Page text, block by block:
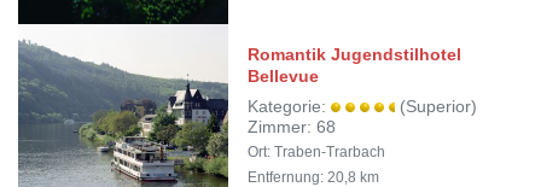
Romantik Jugendstilhotel
Bellevue
Kategorie:
(Superior)
Zimmer: 68
Ort: Traben-Trarbach
Entfernung: 20,8 km